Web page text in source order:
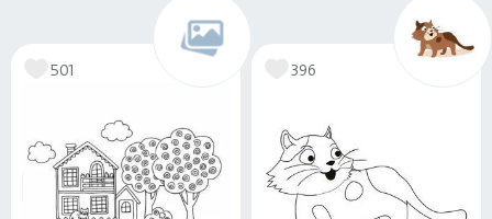
501 396